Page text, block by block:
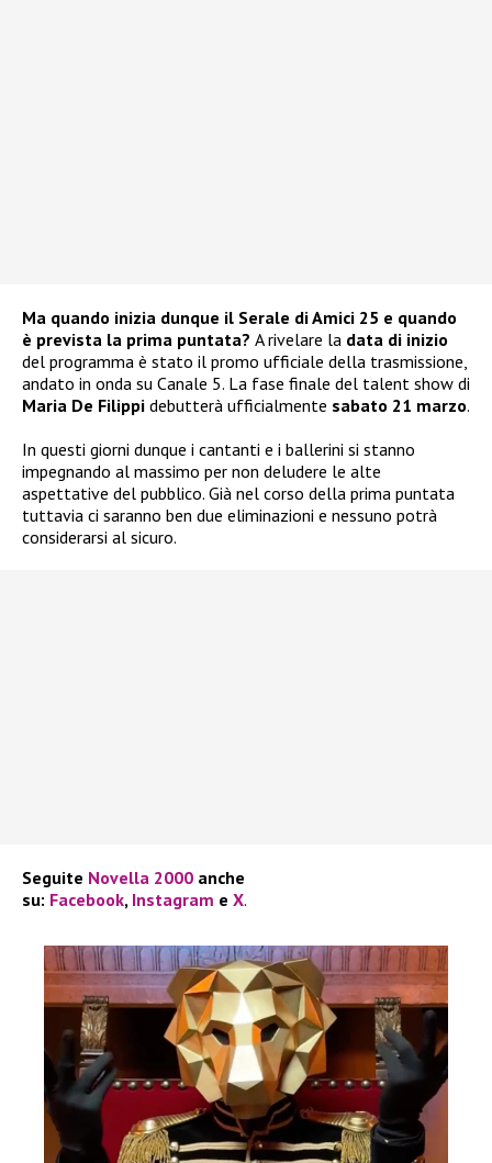
Ma quando inizia dunque il Serale di Amici 25 e quando
è prevista la prima puntata? A rivelare la data di inizio
del programma è stato il promo ufficiale della trasmissione,
andato in onda su Canale 5. La fase finale del talent show di
Maria De Filippi debutterà ufficialmente sabato 21 marzo.
In questi giorni dunque i cantanti e i ballerini si stanno
impegnando al massimo per non deludere le alte
aspettative del pubblico. Già nel corso della prima puntata
tuttavia ci saranno ben due eliminazioni e nessuno potrà
considerarsi al sicuro.
Seguite Novella 2000 anche
su: Facebook, Instagram e X.